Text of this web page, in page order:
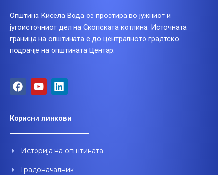
Општина Кисела Вода се простира во јужниот и
југоисточниот дел на Скопската котлина. Источната
граница на општината е до централното градтско
подрачје на општината Центар.
F
a
b
o
k
Y
o
u
b
L
i
e
d
n
Корисни линкови
Историја на општината
Градоначалник